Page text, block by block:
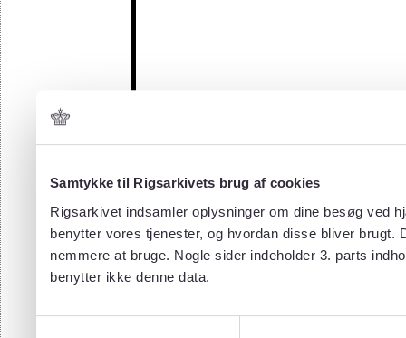
Samtykke til Rigsarkivets brug af cookies
Rigsarkivet indsamler oplysninger om dine besøg ved
benytter vores tjenester, og hvordan disse bliver
nemmere at bruge. Nogle sider indeholder 3. parts
benytter ikke denne data.